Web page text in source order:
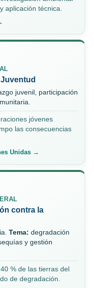
aplicación técnica.
juvenil, participación
jóvenes
las consecuencias
Unidas →
contra la
Tema: degradación
y gestión
% de las tierras del
de degradación.